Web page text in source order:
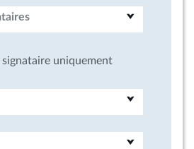
signataire uniquement